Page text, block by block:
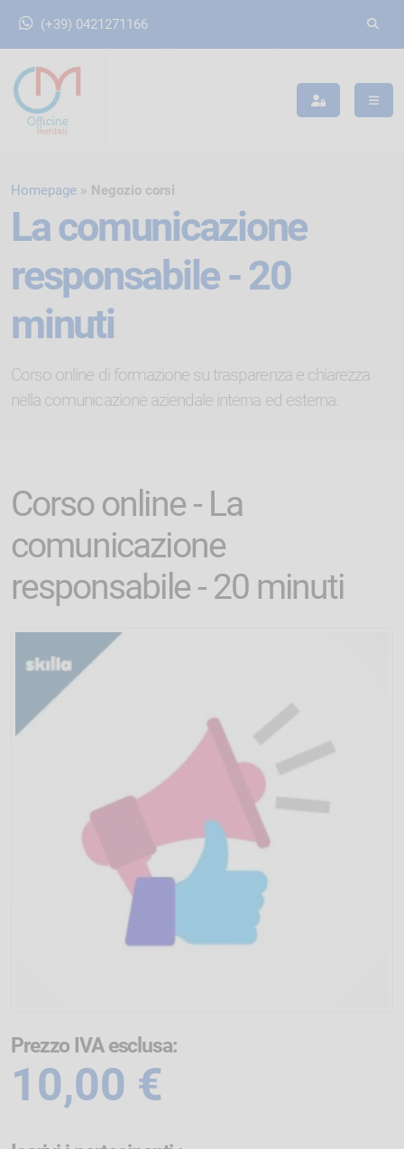
(+39) 0421271166
La comunicazione
responsabile - 20
minuti
Corso online di formazione su trasparenza e chiarezza
nella comunicazione aziendale interna ed esterna.
Homepage Negozio corsi
Corso online - La
comunicazione
responsabile - 20 minuti
Prezzo IVA esclusa:
10,00 €